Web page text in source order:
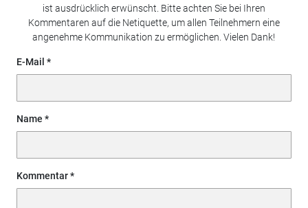
ist ausdrücklich erwünscht. Bitte achten Sie bei Ihren
Kommentaren auf die Netiquette, um allen Teilnehmern eine
angenehme Kommunikation zu ermöglichen. Vielen Dank!
E-Mail
Name
Kommentar